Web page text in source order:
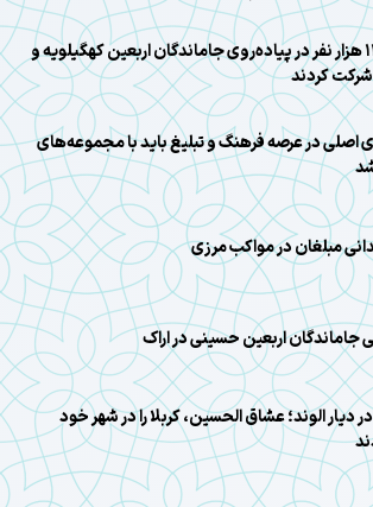
بیش از ۱۱۰ هزار نفر در پیاده‌روی جاماندگان اربعین کهگیلویه و
کردند
اصلی در عرصه فرهنگ و تبلیغ باید با مجموعه‌های
مبلغان در مواکب مرزی
اربعین حسینی در اراک
دیار الوند؛ عشاق الحسین، کربلا را در شهر خود